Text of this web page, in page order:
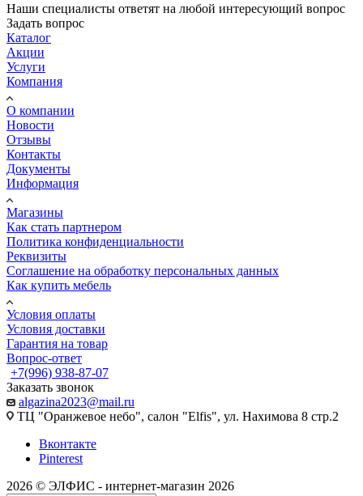
Наши специалисты ответят на любой интересующий вопрос
Задать вопрос
Каталог
Акции
Услуги
Компания
О компании
Новости
Отзывы
Контакты
Документы
Информация
Магазины
Как стать партнером
Политика конфиденциальности
Реквизиты
Соглашение на обработку персональных данных
Как купить мебель
Условия оплаты
Условия доставки
Гарантия на товар
Вопрос-ответ
+7(996) 938-87-07
Заказать звонок
algazina2023@mail.ru
ТЦ "Оранжевое небо", салон "Elfis", ул. Нахимова 8 стр.2
Вконтакте
Pinterest
2026 © ЭЛФИС - интернет-магазин 2026